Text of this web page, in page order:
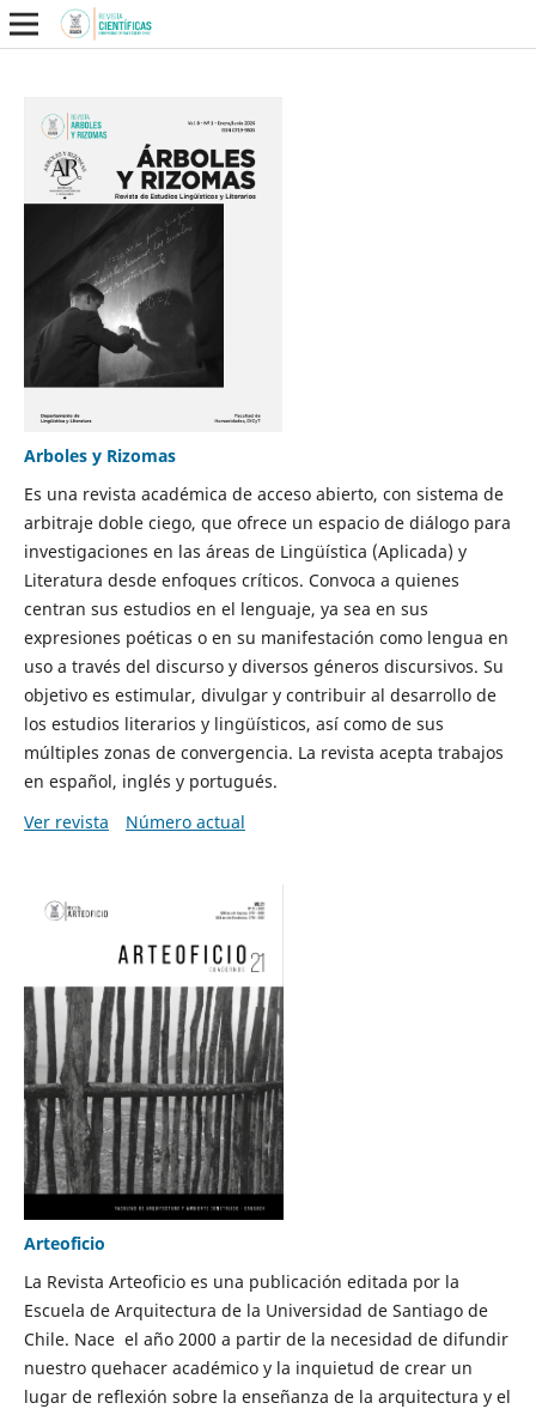
Arboles y Rizomas
Es una revista académica de acceso abierto, con sistema de
arbitraje doble ciego, que ofrece un espacio de diálogo para
investigaciones en las áreas de Lingüística (Aplicada) y
Literatura desde enfoques críticos. Convoca a quienes
centran sus estudios en el lenguaje, ya sea en sus
expresiones poéticas o en su manifestación como lengua en
uso a través del discurso y diversos géneros discursivos. Su
objetivo es estimular, divulgar y contribuir al desarrollo de
los estudios literarios y lingüísticos, así como de sus
múltiples zonas de convergencia. La revista acepta trabajos
en español, inglés y portugués.
Ver revista
Número actual
Arteoficio
La Revista Arteoficio es una publicación editada por la
Escuela de Arquitectura de la Universidad de Santiago de
Chile. Nace el año 2000 a partir de la necesidad de difundir
nuestro quehacer académico y la inquietud de crear un
lugar de reflexión sobre la enseñanza de la arquitectura y el